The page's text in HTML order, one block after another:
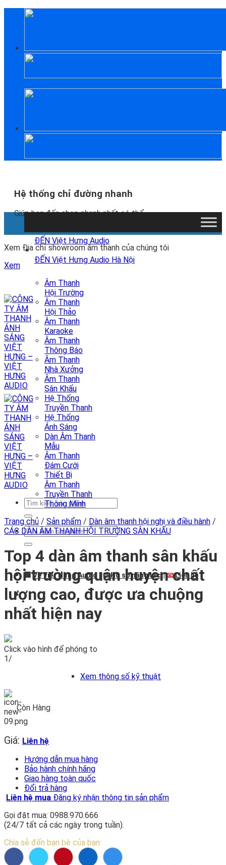
Hệ thống chỉ đường nhanh
Giúp bạn đến shop nhanh nhất có thể
ĐẾN Việt Hưng Audio
ĐẾN Việt Hưng Audio Hà Nội
Tìm
Tìm
🏢 Về Việt Hưng Audio | 📒Hồ sơ năng lực |📧Liên hệ
Xem Địa chỉ showroom âm thanh của chúng tôi
Xem
Âm Thanh
Hội Trường
Âm Thanh
Hội Thảo
Âm Thanh
Karaoke
Âm Thanh
Thông Báo
Âm Thanh
Nhà Xưởng
Âm Thanh
Sân Khấu
Hệ Thống
Truyền Thanh
Hệ Thống
Ánh Sáng
Dàn Âm Thanh
Mẫu
Âm Thanh
Đám Cưới
Thiết Bị
Âm Thanh
Truyền Thanh
Thông Minh
Trang chủ / Sản phẩm / Dàn âm thanh hội nghị và điều hành /
CÁC DÀN ÂM THANH HỘI TRƯỜNG SÂN KHẤU
Top 4 dàn âm thanh sân khấu
hội trường quận huyện chất
lượng cao, được ưa chuộng
nhất hiện nay
Click vào hình để phóng to
1/
Xem thông số kỹ thuật
Còn Hàng
Giá: Liên hệ
Hướng dẫn mua hàng
Bảo hành chính hãng
Giao hàng toàn quốc
Đổi trả hàng
Liên hệ mua Đăng ký nhận thông tin sản phẩm
Gọi đặt mua: 0988.970.666
(24/7 tất cả các ngày trong tuần).
Chia sẻ đến bạn bè của bạn: